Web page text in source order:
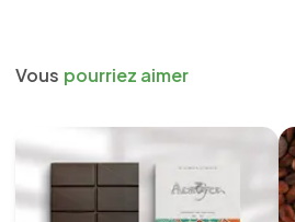
Vous pourriez aimer